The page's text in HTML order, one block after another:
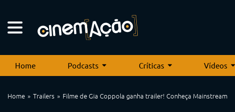
Home Podcasts Críticas Vídeos
Home Trailers Filme de Gia Coppola ganha trailer! Conheça Mainstream